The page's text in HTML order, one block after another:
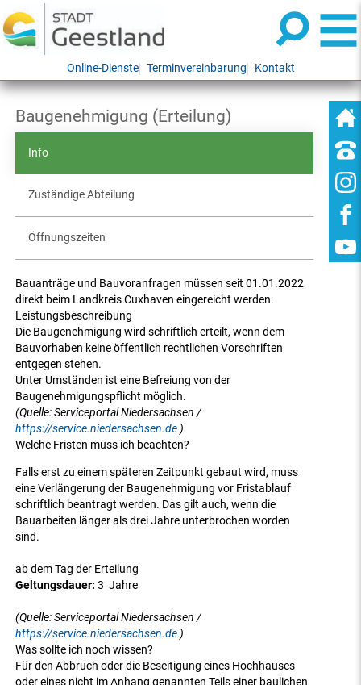
Online-Dienste Terminvereinbarung Kontakt
Baugenehmigung (Erteilung)
Info
Zuständige Abteilung
Öffnungszeiten
Bauanträge und Bauvoranfragen müssen seit 01.01.2022
direkt beim Landkreis Cuxhaven eingereicht werden.
Leistungsbeschreibung
Die Baugenehmigung wird schriftlich erteilt, wenn dem
Bauvorhaben keine öffentlich rechtlichen Vorschriften
entgegen stehen.
Unter Umständen ist eine Befreiung von der
Baugenehmigungspflicht möglich.
(Quelle: Serviceportal Niedersachsen /
https://service.niedersachsen.de )
Welche Fristen muss ich beachten?
Falls erst zu einem späteren Zeitpunkt gebaut wird, muss
eine Verlängerung der Baugenehmigung vor Fristablauf
schriftlich beantragt werden. Das gilt auch, wenn die
Bauarbeiten länger als drei Jahre unterbrochen worden
sind.
ab dem Tag der Erteilung
Geltungsdauer: 3 Jahre
(Quelle: Serviceportal Niedersachsen /
https://service.niedersachsen.de )
Was sollte ich noch wissen?
Für den Abbruch oder die Beseitigung eines Hochhauses